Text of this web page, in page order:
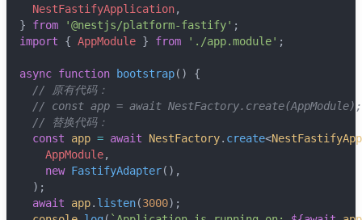
NestFastifyApplication,
} from '@nestjs/platform-fastify' ;
import { AppModule } from './app.module' ;
async function bootstrap() {
// 原有代码：
// const app = await NestFactory.create(AppModule);
// 替换代码：
const
app = await NestFactory. create<
AppModule,
new FastifyAdapter(),
  );
await
app. listen(3000);